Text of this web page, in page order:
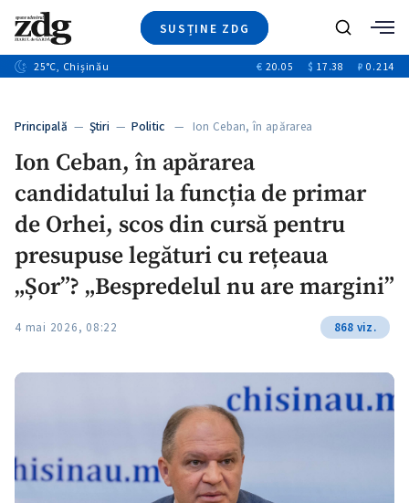
SUSȚINE ZDG
Ştiri
+12
Special
Blog
Caută
25°C, Chișinău € 20.05 $ 17.38 ₽ 0.214
Principală — Ştiri — Politic — Ion Ceban, în apărarea
Ion Ceban, în apărarea
candidatului la funcția de primar
de Orhei, scos din cursă pentru
presupuse legături cu rețeaua
„Șor”? „Bespredelul nu are margini”
4 mai 2026, 08:22 868 viz.